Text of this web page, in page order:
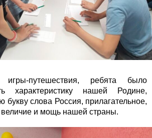
путешествия, ребята было
характеристику нашей Родине,
букву слова Россия, прилагательное,
и мощь нашей страны.